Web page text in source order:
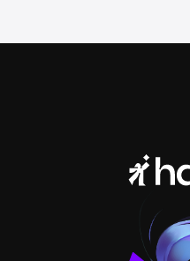
Политика конфиденциальности
Пользовательское соглашение